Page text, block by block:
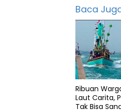
Baca
Ribuan
Laut Carita,
Tak Bisa